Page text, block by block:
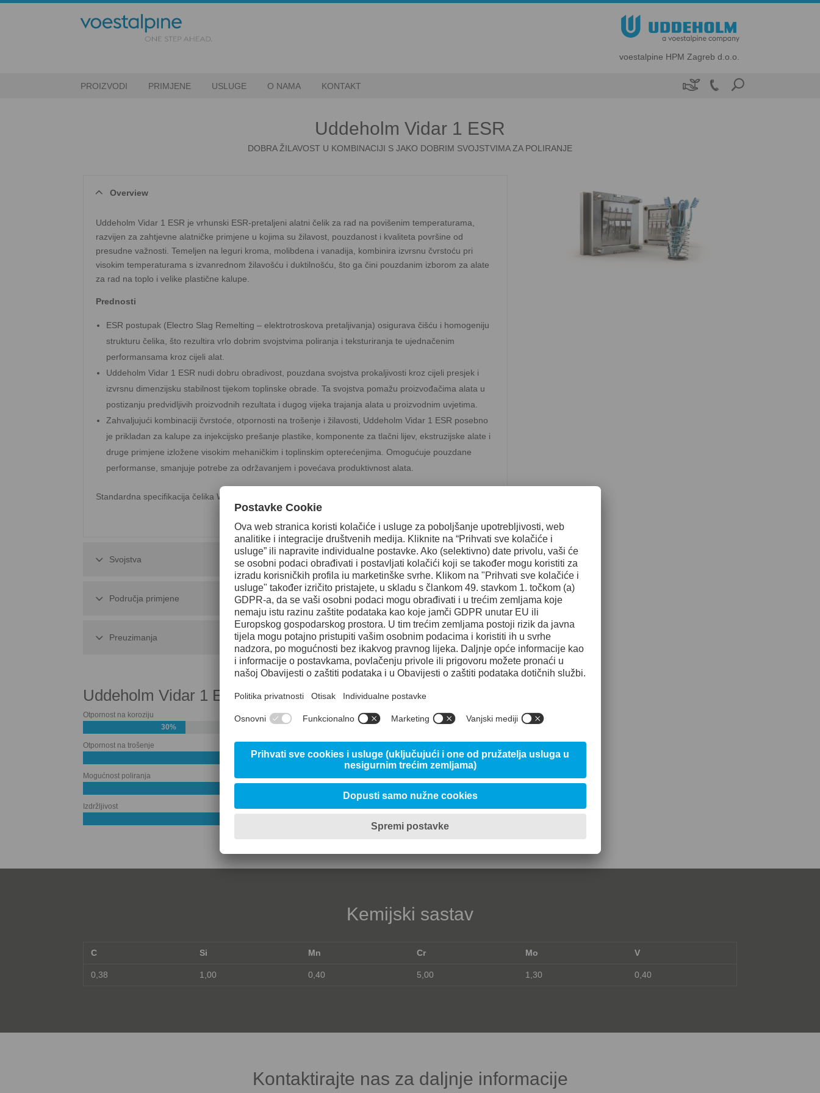
voestalpine HPM Zagreb d.o.o.
PROIZVODI PRIMJENE USLUGE O NAMA KONTAKT 
Uddeholm Vidar 1 ESR
DOBRA ŽILAVOST U KOMBINACIJI S JAKO DOBRIM SVOJSTVIMA ZA POLIRANJE
Overview
Uddeholm Vidar 1 ESR je vrhunski ESR-pretaljeni alatni čelik za rad na povišenim temperaturama,
razvijen za zahtjevne alatničke primjene u kojima su žilavost, pouzdanost i kvaliteta površine od
presudne važnosti. Temeljen na leguri kroma, molibdena i vanadija, kombinira izvrsnu čvrstoću pri
visokim temperaturama s izvanrednom žilavošću i duktilnošću, što ga čini pouzdanim izborom za alate
za rad na toplo i velike plastične kalupe.
Prednosti
ESR postupak (Electro Slag Remelting – elektrotroskova pretaljivanja) osigurava čišću i homogeniju
strukturu čelika, što rezultira vrlo dobrim svojstvima poliranja i teksturiranja te ujednačenim
performansama kroz cijeli alat.
Uddeholm Vidar 1 ESR nudi dobru obradivost, pouzdana svojstva prokaljivosti kroz cijeli presjek i
izvrsnu dimenzijsku stabilnost tijekom toplinske obrade. Ta svojstva pomažu proizvođačima alata u
postizanju predvidljivih proizvodnih rezultata i dugog vijeka trajanja alata u proizvodnim uvjetima.
Zahvaljujući kombinaciji čvrstoće, otpornosti na trošenje i žilavosti, Uddeholm Vidar 1 ESR posebno
je prikladan za kalupe za injekcijsko prešanje plastike, komponente za tlačni lijev, ekstruzijske alate i
druge primjene izložene visokim mehaničkim i toplinskim opterećenjima. Omogućuje pouzdane
performanse, smanjuje potrebe za održavanjem i povećava produktivnost alata.
Standardna specifikacija čelika W.nr 1.2343 / AFNOR Z38 CDV 5 (H11 ESR)
Svojstva
Područja primjene
Preuzimanja
Uddeholm Vidar 1 ESR
Otpornost na koroziju
30%
Otpornost na trošenje
60%
Mogućnost poliranja
Izdržljivost
Kemijski sastav
C Si Mn Cr Mo V
0,38 1,00 0,40 5,00 1,30 0,40
Kontaktirajte nas za daljnje informacije